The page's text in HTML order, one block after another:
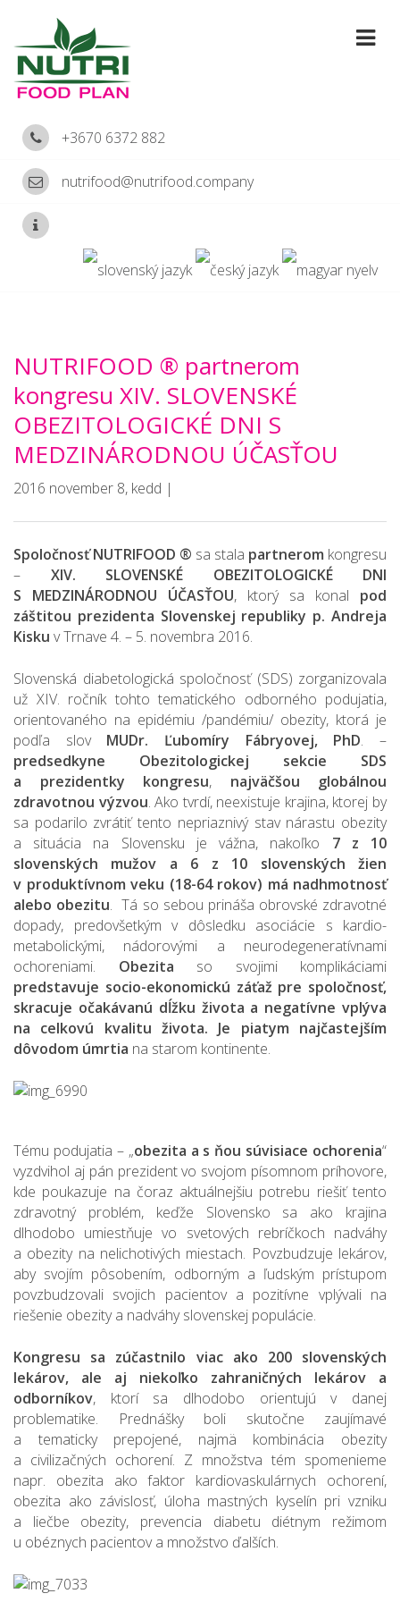
+3670 6372 882
nutrifood@nutrifood.company
NUTRIFOOD ® partnerom
kongresu XIV. SLOVENSKÉ
OBEZITOLOGICKÉ DNI S
MEDZINÁRODNOU ÚČASŤOU
2016 november 8, kedd |
SpoločnosťNUTRIFOOD ® sa stala partnerom kongresu
– XIV. SLOVENSKÉ OBEZITOLOGICKÉ DNI
S MEDZINÁRODNOU ÚČASŤOU, ktorý sa konal pod
záštitou prezidenta Slovenskej republiky p. Andreja
Kisku v Trnave 4. – 5. novembra 2016.
Slovenská diabetologická spoločnosť (SDS) zorganizovala
už XIV. ročník tohto tematického odborného podujatia,
orientovaného na epidémiu /pandémiu/ obezity, ktorá je
podľa slov MUDr. Ľubomíry Fábryovej, PhD. –
predsedkyne Obezitologickej sekcie SDS
a prezidentky kongresu, najväčšou globálnou
zdravotnou výzvou. Ako tvrdí, neexistuje krajina, ktorej by
sa podarilo zvrátiť tento nepriaznivý stav nárastu obezity
a situácia na Slovensku je vážna, nakoľko 7 z 10
slovenských mužov a 6 z 10 slovenských žien
v produktívnom veku (18-64 rokov) má nadhmotnosť
alebo obezitu. Tá so sebou prináša obrovské zdravotné
dopady, predovšetkým v dôsledku asociácie s kardio-
metabolickými, nádorovými a neurodegeneratívnami
ochoreniami. Obezita so svojimi komplikáciami
predstavuje socio-ekonomickú záťaž pre spoločnosť,
skracuje očakávanú dĺžku života a negatívne vplýva
na celkovú kvalitu života. Je piatym najčastejším
dôvodom úmrtia na starom kontinente.
Tému podujatia – „obezita a s ňou súvisiace ochorenia“
vyzdvihol aj pán prezident vo svojom písomnom príhovore,
kde poukazuje na čoraz aktuálnejšiu potrebu riešiť tento
zdravotný problém, keďže Slovensko sa ako krajina
dlhodobo umiestňuje vo svetových rebríčkoch nadváhy
a obezity na nelichotivých miestach. Povzbudzuje lekárov,
aby svojím pôsobením, odborným a ľudským prístupom
povzbudzovali svojich pacientov a pozitívne vplývali na
riešenie obezity a nadváhy slovenskej populácie.
Kongresu sa zúčastnilo viac ako 200 slovenských
lekárov, ale aj niekoľko zahraničných lekárov a
odborníkov, ktorí sa dlhodobo orientujú v danej
problematike. Prednášky boli skutočne zaujímavé
a tematicky prepojené, najmä kombinácia obezity
a civilizačných ochorení. Z množstva tém spomenieme
napr. obezita ako faktor kardiovaskulárnych ochorení,
obezita ako závislosť, úloha mastných kyselín pri vzniku
a liečbe obezity, prevencia diabetu diétnym režimom
u obéznych pacientov a množstvo ďalších.